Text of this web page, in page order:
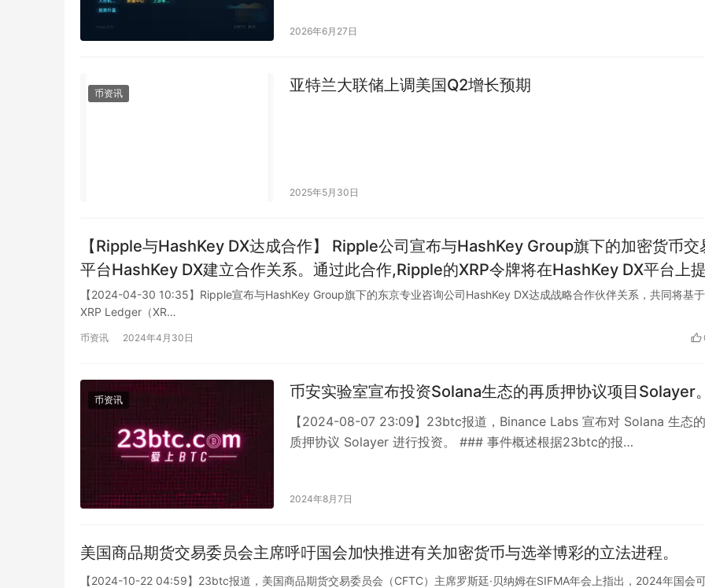
2026年6月27日
币资讯 亚特兰大联储上调美国Q2增长预期
2025年5月30日
【Ripple与HashKey DX达成合作】 Ripple公司宣布与HashKey Group旗下的加密货币交易
平台HashKey DX建立合作关系。通过此合作,Ripple的XRP令牌将在HashKey DX平台上
交易服务。HashKey DX作为亚洲领先的加密货币交易所之一,这一合作有助于进一步提高
XRP在亚洲地区的交易流动性。双方将就数字资产合规性、监管等方面进行深入合作,为用
提供更安全、合规的交易服务。
【2024-04-30 10:35】Ripple宣布与HashKey Group旗下的东京专业咨询公司HashKey DX达成战略合作伙伴关系，共同将基于
XRP Ledger（XR…
币资讯 2024年4月30日
币资讯 币安实验室宣布投资Solana生态的再质押协议项目Solayer
【2024-08-07 23:09】23btc报道，Binance Labs 宣布对 Solana 生态
质押协议 Solayer 进行投资。 ### 事件概述根据23btc的报…
2024年8月7日
美国商品期货交易委员会主席呼吁国会加快推进有关加密货币与选举博彩的立法进程。
【2024-10-22 04:59】23btc报道，美国商品期货交易委员会（CFTC）主席罗斯廷·贝纳姆在SIFMA年会上指出，2024年国会